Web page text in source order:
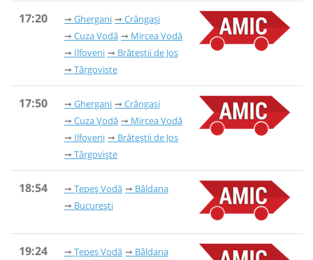
17:20 Ghergani
Crângași
Cuza Vodă
Mircea Vodă
Ilfoveni
Brăteștii de Jos
Târgoviște
17:50 Ghergani
Crângași
Cuza Vodă
Mircea Vodă
Ilfoveni
Brăteștii de Jos
Târgoviște
18:54 Țepeș Vodă
Bâldana
București
19:24 Țepeș Vodă
Bâldana